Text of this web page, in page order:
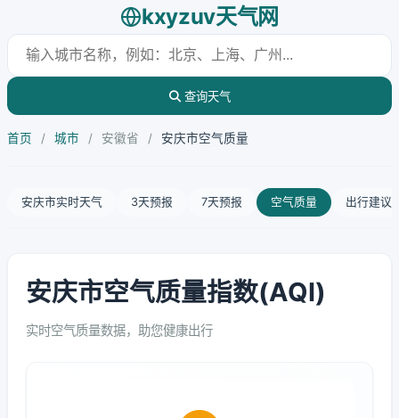
kxyzuv天气网
查询天气
首页 / 城市 / 安徽省 / 安庆市空气质量
安庆市实时天气 3天预报 7天预报 空气质量 出行建议
安庆市空气质量指数(AQI)
实时空气质量数据，助您健康出行